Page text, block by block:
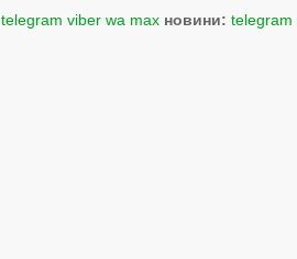
telegram viber wa max новини: telegram